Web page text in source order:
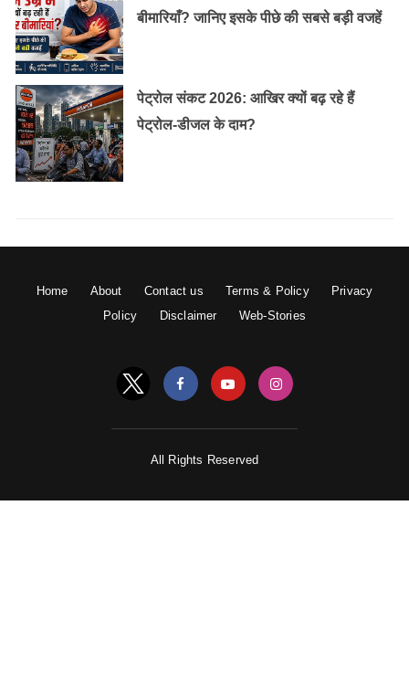
बीमारियाँ? जानिए इसके पीछे की सबसे बड़ी वजहें
पेट्रोल संकट 2026: आखिर क्यों बढ़ रहे हैं
पेट्रोल-डीजल के दाम?
Home About Contact us Terms & Policy
Privacy
Policy
Disclaimer Web-Stories
All Rights Reserved